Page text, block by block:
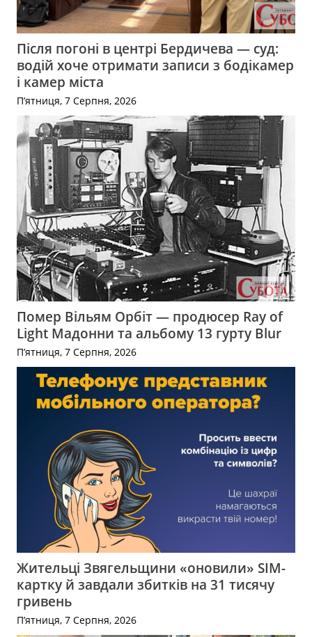
Після погоні в центрі Бердичева — суд:
водій хоче отримати записи з бодікамер
і камер міста
П’ятниця, 7 Серпня, 2026
Помер Вільям Орбіт — продюсер Ray of
Light Мадонни та альбому 13 гурту Blur
П’ятниця, 7 Серпня, 2026
Жительці Звягельщини «оновили» SIM-
картку й завдали збитків на 31 тисячу
гривень
П’ятниця, 7 Серпня, 2026